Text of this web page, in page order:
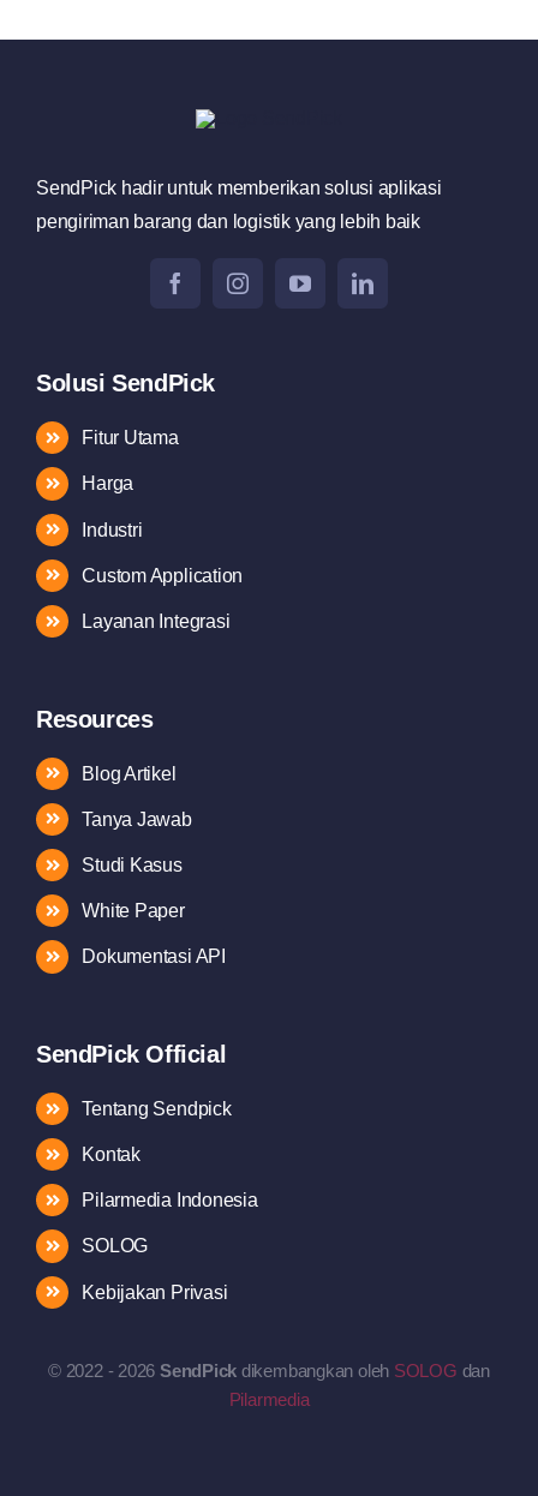
SendPick hadir untuk memberikan solusi aplikasi
pengiriman barang dan logistik yang lebih baik
Solusi SendPick
Fitur Utama
Harga
Industri
Custom Application
Layanan Integrasi
Resources
Blog Artikel
Tanya Jawab
Studi Kasus
White Paper
Dokumentasi API
SendPick Official
Tentang Sendpick
Kontak
Pilarmedia Indonesia
SOLOG
Kebijakan Privasi
© 2022 - 2026 SendPick dikembangkan oleh SOLOG dan
Pilarmedia